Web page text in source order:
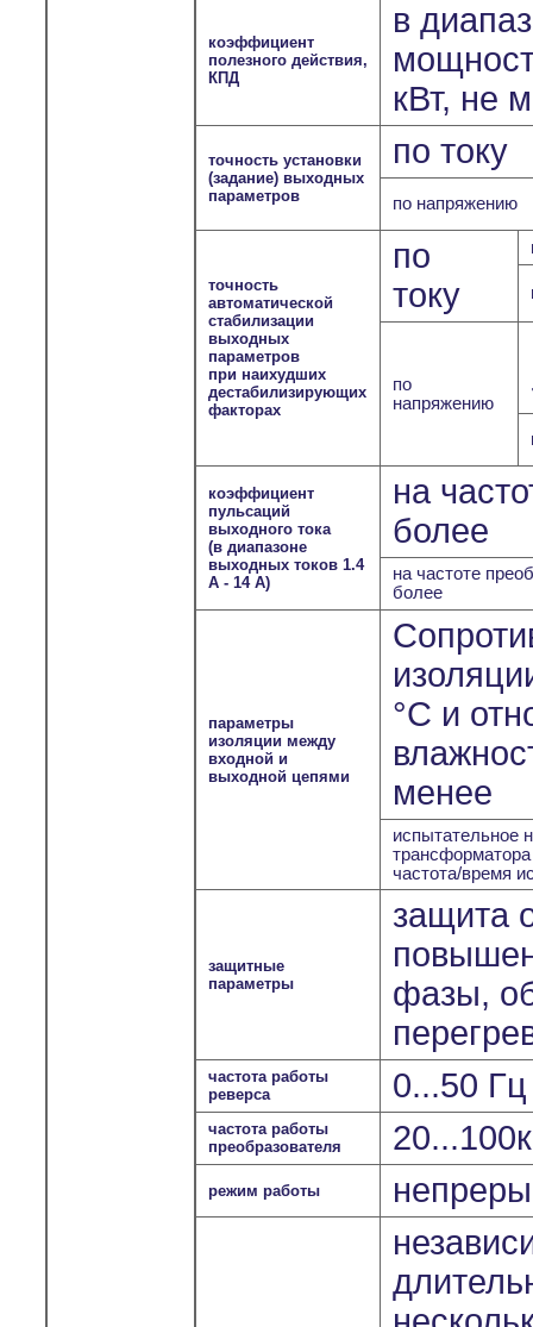
коэффициент
полезного действия,
КПД
в
кВт, не
точность установки
(задание) выходных
параметров
по току
по напряжению
точность
автоматической
стабилизации
выходных
параметров
при наихудших
дестабилизирующих
факторах
по
току
по
напряжению
коэффициент
пульсаций
выходного тока
(в диапазоне
выходных токов 1.4
А - 14 А)
на
более
на частоте
более
параметры
изоляции между
входной и
выходной цепями
°С и
менее
испытательное
частота/время
защитные
параметры
защита
фазы,
частота работы
реверса
0...50
частота работы
преобразователя
режим работы